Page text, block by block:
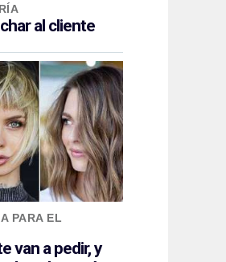
al cliente
PARA EL
van a pedir, y